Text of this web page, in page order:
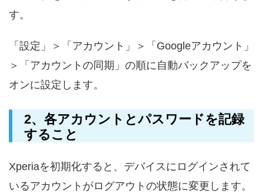
す。
「設定」＞「アカウント」＞「Googleアカウント」
＞「アカウントの同期」の順に自動バックアップを
オンに設定します。
2、各アカウントとパスワードを記録
すること
Xperiaを初期化すると、デバイスにログインされて
いるアカウントがログアウトの状態に変更します。